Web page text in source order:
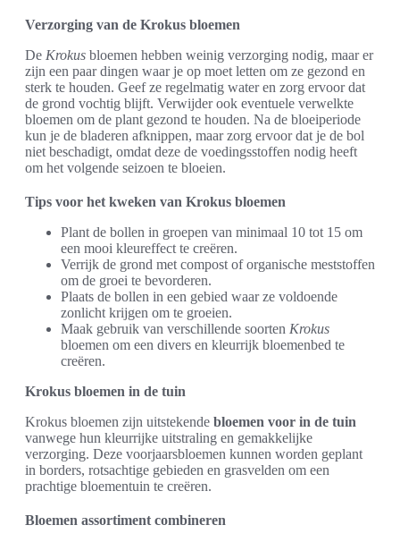
Verzorging van de Krokus bloemen
De Krokus bloemen hebben weinig verzorging nodig, maar er
zijn een paar dingen waar je op moet letten om ze gezond en
sterk te houden. Geef ze regelmatig water en zorg ervoor dat
de grond vochtig blijft. Verwijder ook eventuele verwelkte
bloemen om de plant gezond te houden. Na de bloeiperiode
kun je de bladeren afknippen, maar zorg ervoor dat je de bol
niet beschadigt, omdat deze de voedingsstoffen nodig heeft
om het volgende seizoen te bloeien.
Tips voor het kweken van Krokus bloemen
Plant de bollen in groepen van minimaal 10 tot 15 om
een mooi kleureffect te creëren.
Verrijk de grond met compost of organische meststoffen
om de groei te bevorderen.
Plaats de bollen in een gebied waar ze voldoende
zonlicht krijgen om te groeien.
Maak gebruik van verschillende soorten Krokus
bloemen om een divers en kleurrijk bloemenbed te
creëren.
Krokus bloemen in de tuin
Krokus bloemen zijn uitstekende bloemen voor in de tuin
vanwege hun kleurrijke uitstraling en gemakkelijke
verzorging. Deze voorjaarsbloemen kunnen worden geplant
in borders, rotsachtige gebieden en grasvelden om een
prachtige bloementuin te creëren.
Bloemen assortiment combineren